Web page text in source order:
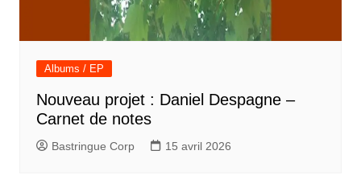
Albums / EP
Nouveau projet : Daniel Despagne –
Carnet de notes
Bastringue Corp 15 avril 2026